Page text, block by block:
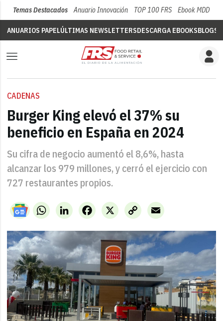
Temas Destacados Anuario Innovación TOP 100 FRS Ebook MDD
ANUARIOS PAPELÚLTIMAS NEWSLETTERSDESCARGA EBOOKSBLOGS
CADENAS
Burger King elevó el 37% su
beneficio en España en 2024
Su cifra de negocio aumentó el 8,6%, hasta
alcanzar los 979 millones, y cerró el ejercicio con
727 restaurantes propios.
WhatsAppLinkedIn X
Facebook
Copy
Link
Email